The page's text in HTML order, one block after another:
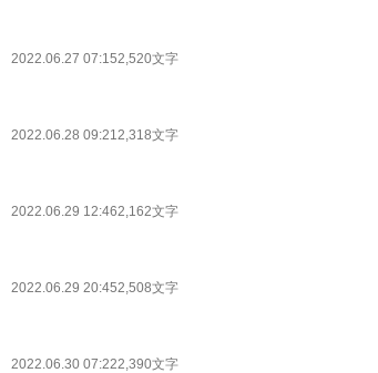
2022.06.27 07:152,520文字
2022.06.28 09:212,318文字
2022.06.29 12:462,162文字
2022.06.29 20:452,508文字
2022.06.30 07:222,390文字